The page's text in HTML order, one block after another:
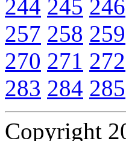
244 245 246
257 258 259
270 271 272
283 284 285
Copyright